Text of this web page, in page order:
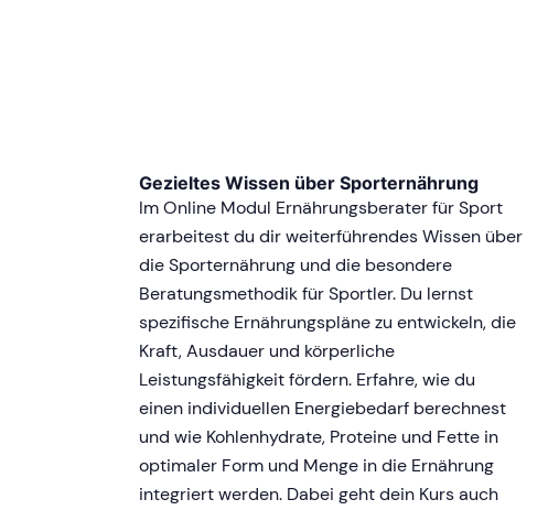
Gezieltes Wissen über Sporternährung
Im Online Modul Ernährungsberater für Sport
erarbeitest du dir weiterführendes Wissen über
die Sporternährung und die besondere
Beratungsmethodik für Sportler. Du lernst
spezifische Ernährungspläne zu entwickeln, die
Kraft, Ausdauer und körperliche
Leistungsfähigkeit fördern. Erfahre, wie du
einen individuellen Energiebedarf berechnest
und wie Kohlenhydrate, Proteine und Fette in
optimaler Form und Menge in die Ernährung
integriert werden. Dabei geht dein Kurs auch